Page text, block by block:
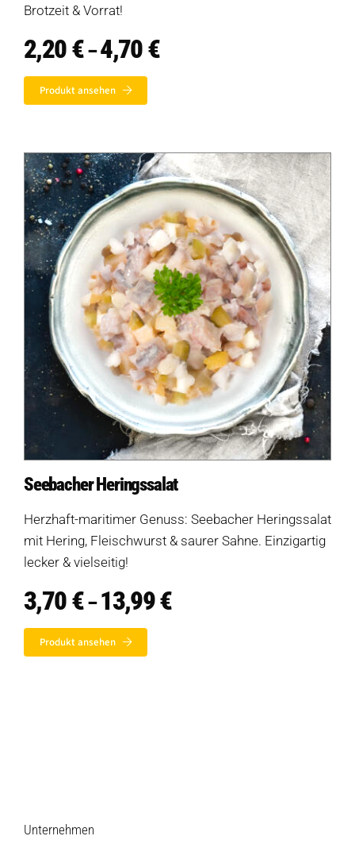
Brotzeit & Vorrat!
2,20€ –4,70€Preisspanne:
2,20 €
Produkt ansehen
Seebacher Heringssalat
Herzhaft-maritimer Genuss: Seebacher Heringssalat
mit Hering, Fleischwurst & saurer Sahne. Einzigartig
lecker & vielseitig!
3,70€ –13,99€Preisspanne:
3,70 €
Produkt ansehen
Unternehmen
Dips
Soßen
Produkt-Übersicht
Produkte nach Saison
Weiteres
Hofladen Seebach
Verkaufswagen-Tour
Weitere Verkaufsstellen
Über uns
Unsere Marken-Familie